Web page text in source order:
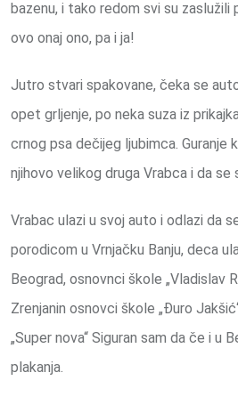
bazenu, i tako redom svi su zaslužili
ovo onaj ono, pa i ja!
Jutro stvari spakovane, čeka se
opet grljenje, po neka suza iz
crnog psa dečijeg ljubimca. Guranje
njihovo velikog druga Vrabca i da se
Vrabac ulazi u svoj auto i odlazi da
porodicom u Vrnjačku Banju, deca
Beograd, osnovnci škole „Vladislav
Zrenjanin osnovci škole „Đuro
„Super nova“ Siguran sam da če i u
plakanja.